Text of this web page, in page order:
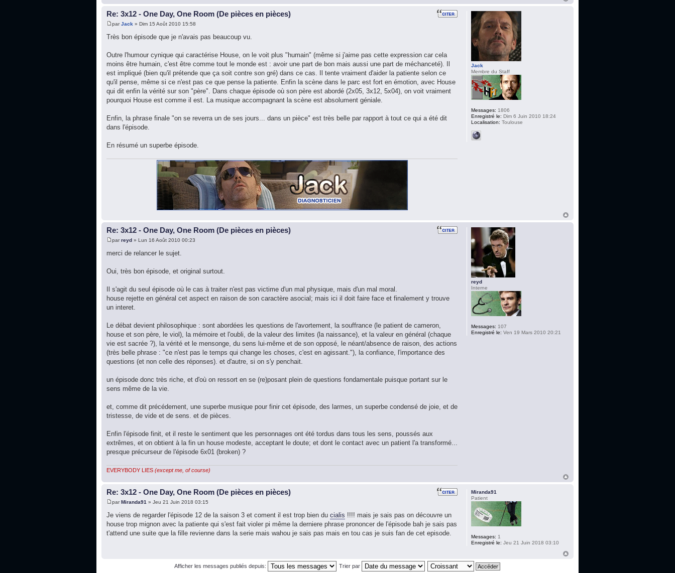
Re: 3x12 - One Day, One Room (De pièces en pièces)
parJack » Dim 15 Août 2010 15:58
Très bon épisode que je n'avais pas beaucoup vu.
Outre l'humour cynique qui caractérise House, on le voit plus "humain" (même si j'aime pas cette expression car cela
moins être humain, c'est être comme tout le monde est : avoir une part de bon mais aussi une part de méchanceté). Il
est impliqué (bien qu'il prétende que ça soit contre son gré) dans ce cas. Il tente vraiment d'aider la patiente selon ce
qu'il pense, même si ce n'est pas ce que pense la patiente. Enfin la scène dans le parc est fort en émotion, avec House
qui dit enfin la vérité sur son "père". Dans chaque épisode où son père est abordé (2x05, 3x12, 5x04), on voit vraiment
pourquoi House est comme il est. La musique accompagnant la scène est absolument géniale.
Enfin, la phrase finale "on se reverra un de ses jours... dans un pièce" est très belle par rapport à tout ce qui a été dit
dans l'épisode.
En résumé un superbe épisode.
Jack
Membre du Staff
Messages: 1806
Enregistré le: Dim 6 Juin 2010 18:24
Localisation: Toulouse
Re: 3x12 - One Day, One Room (De pièces en pièces)
parreyd » Lun 16 Août 2010 00:23
merci de relancer le sujet.
Oui, très bon épisode, et original surtout.
Il s'agit du seul épisode où le cas à traiter n'est pas victime d'un mal physique, mais d'un mal moral.
house rejette en général cet aspect en raison de son caractère asocial; mais ici il doit faire face et finalement y trouve
un interet.
Le débat devient philosophique : sont abordées les questions de l'avortement, la souffrance (le patient de cameron,
house et son père, le viol), la mémoire et l'oubli, de la valeur des limites (la naissance), et la valeur en général (chaque
vie est sacrée ?), la vérité et le mensonge, du sens lui-même et de son opposé, le néant/absence de raison, des actions
(très belle phrase : "ce n'est pas le temps qui change les choses, c'est en agissant."), la confiance, l'importance des
questions (et non celle des réponses). et d'autre, si on s'y penchait.
un épisode donc très riche, et d'où on ressort en se (re)posant plein de questions fondamentale puisque portant sur le
sens même de la vie.
et, comme dit précédement, une superbe musique pour finir cet épisode, des larmes, un superbe condensé de joie, et de
tristesse, de vide et de sens. et de pièces.
Enfin l'épisode finit, et il reste le sentiment que les personnages ont été tordus dans tous les sens, poussés aux
extrêmes, et on obtient à la fin un house modeste, acceptant le doute; et dont le contact avec un patient l'a transformé...
presque précurseur de l'épisode 6x01 (broken) ?
EVERYBODY LIES (except me, of course)
reyd
Interne
Messages: 107
Enregistré le: Ven 19 Mars 2010 20:21
Re: 3x12 - One Day, One Room (De pièces en pièces)
parMiranda91 » Jeu 21 Juin 2018 03:15
Je viens de regarder l'épisode 12 de la saison 3 et coment il est trop bien du cialis !!!! mais je sais pas on découvre un
house trop mignon avec la patiente qui s'est fait violer pi même la derniere phrase prononcer de l'épisode bah je sais pas
t'attend une suite que la fille revienne dans la serie mais wahou je sais pas mais en tou cas je suis fan de cet episode.
Miranda91
Patient
Messages: 1
Enregistré le: Jeu 21 Juin 2018 03:10
Afficher les messages publiés depuis: Trier par